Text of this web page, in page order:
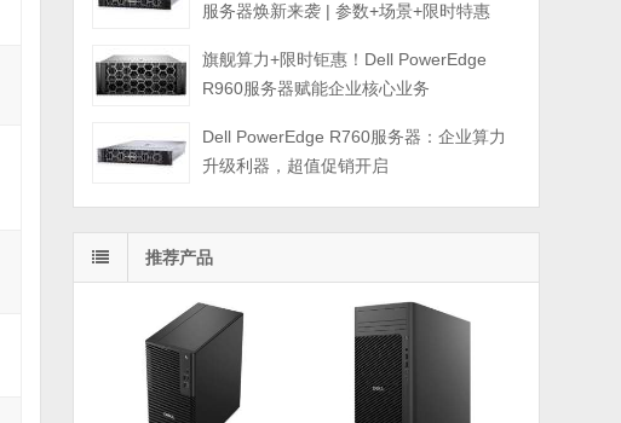
服务器焕新来袭 | 参数+场景+限时特惠
旗舰算力+限时钜惠！Dell PowerEdge
R960服务器赋能企业核心业务
Dell PowerEdge R760服务器：企业算力
升级利器，超值促销开启
推荐产品